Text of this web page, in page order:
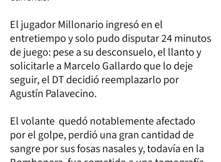
El jugador Millonario ingresó en el
entretiempo y solo pudo disputar 24 minutos
de juego: pese a su desconsuelo, el llanto y
solicitarle a Marcelo Gallardo que lo deje
seguir, el DT decidió reemplazarlo por
Agustín Palavecino.
El volante quedó notablemente afectado
por el golpe, perdió una gran cantidad de
sangre por sus fosas nasales y, todavía en la